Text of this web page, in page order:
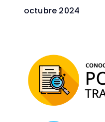
octubre 2024